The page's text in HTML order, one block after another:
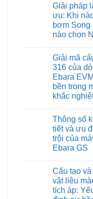
bình
luận
ở
Sử
dụng
máy
trong
hệ
thống
cấp
nước
sạch
cho
phẩm
và
đồ
uống
Giải pháp
ưu: Khi
bơm Song
nào chọn
bình
luận
ở
Giải
pháp
lắp
đặt
Khi
nào
nên
chạy
bơm
Song
nào
chọn
Nối
tiếp?
Giải mã
316 của
Ebara
bền trong
khắc
bình
luận
ở
Giải
mã
cấu
316
của
dòng
bơm
Ebara
Thông số
tiết và ưu
trội của
Ebara GS
bình
luận
ở
Thông
số
Cấu tạo
vật liệu
tích áp: